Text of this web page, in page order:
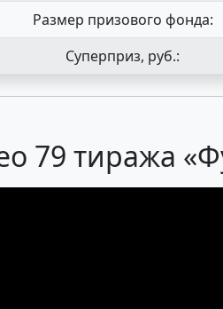
Размер призового фонда:
Суперприз, руб.:
79 тиража